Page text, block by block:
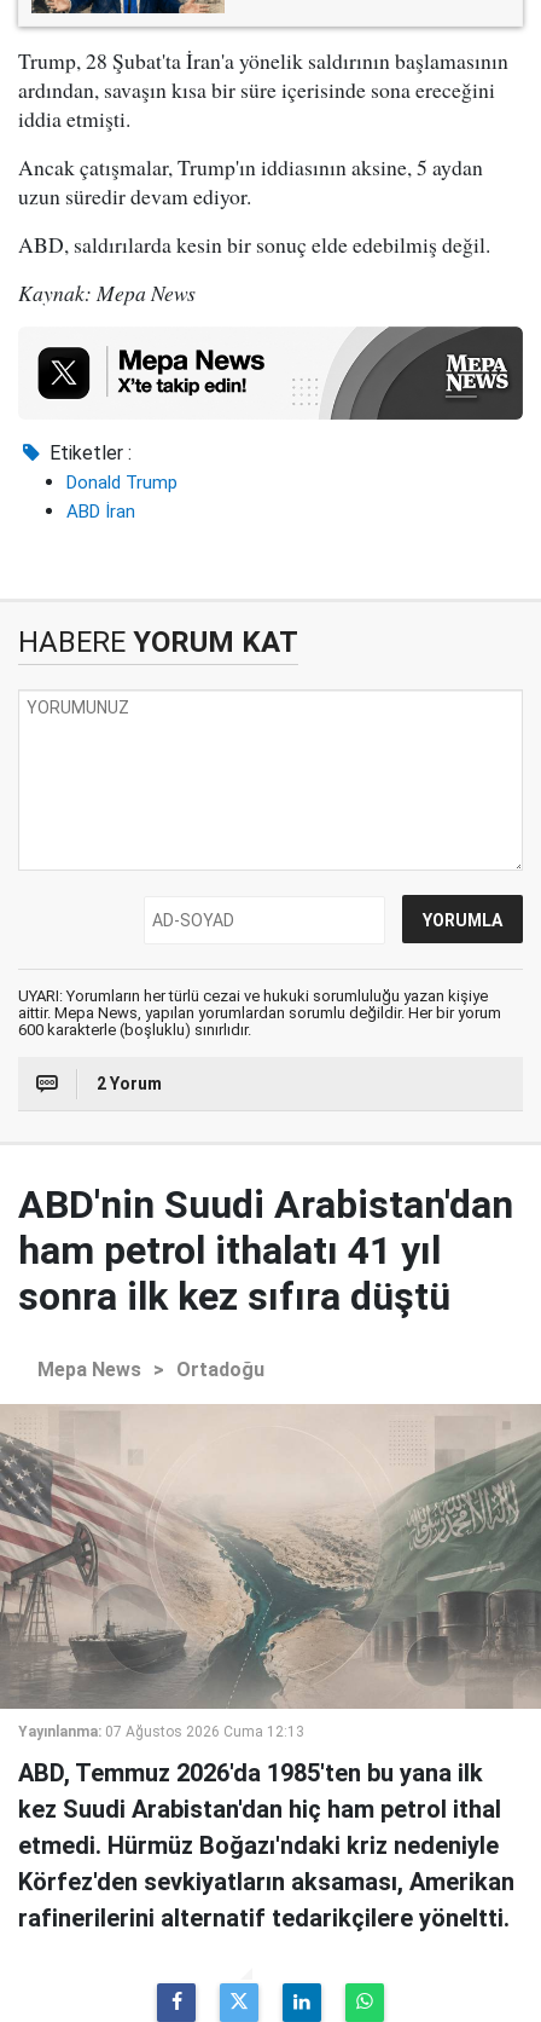
Trump, 28 Şubat'ta İran'a yönelik saldırının başlamasının
ardından, savaşın kısa bir süre içerisinde sona ereceğini
iddia etmişti.
Ancak çatışmalar, Trump'ın iddiasının aksine, 5 aydan
uzun süredir devam ediyor.
ABD, saldırılarda kesin bir sonuç elde edebilmiş değil.
Kaynak: Mepa News
Etiketler :
Donald Trump
ABD İran
HABERE YORUM KAT
UYARI: Yorumların her türlü cezai ve hukuki sorumluluğu yazan kişiye
aittir. Mepa News, yapılan yorumlardan sorumlu değildir. Her bir yorum
600 karakterle (boşluklu) sınırlıdır.
2 Yorum
ABD'nin Suudi Arabistan'dan
ham petrol ithalatı 41 yıl
sonra ilk kez sıfıra düştü
Mepa News > Ortadoğu
Yayınlanma: 07 Ağustos 2026 Cuma 12:13
ABD, Temmuz 2026'da 1985'ten bu yana ilk
kez Suudi Arabistan'dan hiç ham petrol ithal
etmedi. Hürmüz Boğazı'ndaki kriz nedeniyle
Körfez'den sevkiyatların aksaması, Amerikan
rafinerilerini alternatif tedarikçilere yöneltti.